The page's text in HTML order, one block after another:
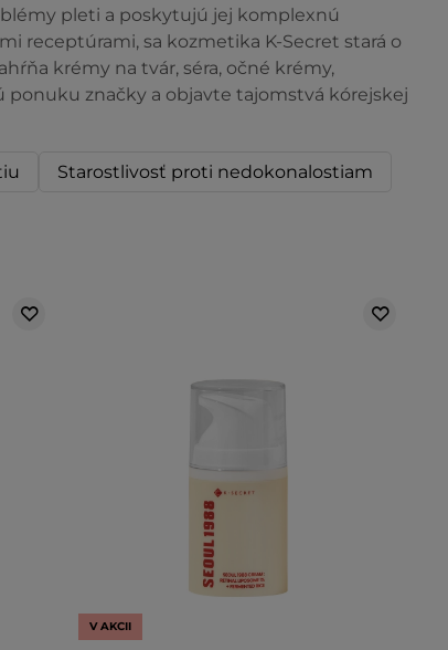
pleti a poskytujú jej komplexnú
receptúrami, sa kozmetika K-Secret stará o
krémy na tvár, séra, očné krémy,
ponuku značky a objavte tajomstvá kórejskej
Starostlivosť proti nedokonalostiam
V AKCII